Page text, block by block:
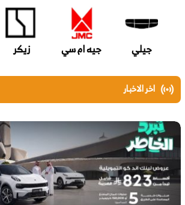
جيلي جيه ام سي زيكر
اخر الاخبار